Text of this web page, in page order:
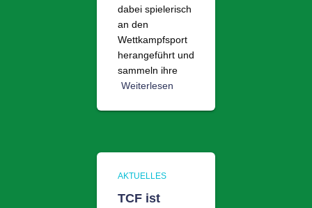
dabei spielerisch
an den
Wettkampfsport
herangeführt und
sammeln ihre
Weiterlesen
AKTUELLES
TCF ist